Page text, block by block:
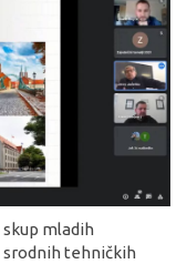
skup mladih
srodnih tehničkih